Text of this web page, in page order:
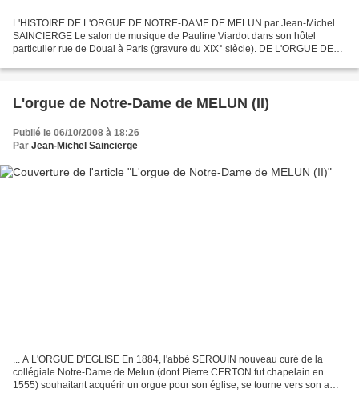
L'HISTOIRE DE L'ORGUE DE NOTRE-DAME DE MELUN par Jean-Michel
SAINCIERGE Le salon de musique de Pauline Viardot dans son hôtel
particulier rue de Douai à Paris (gravure du XIX° siècle). DE L'ORGUE DE
L'orgue de Notre-Dame de MELUN (II)
Publié le 06/10/2008 à 18:26
Par Jean-Michel Saincierge
... A L'ORGUE D'EGLISE En 1884, l'abbé SEROUIN nouveau curé de la
collégiale Notre-Dame de Melun (dont Pierre CERTON fut chapelain en
1555) souhaitant acquérir un orgue pour son église, se tourne vers son amie